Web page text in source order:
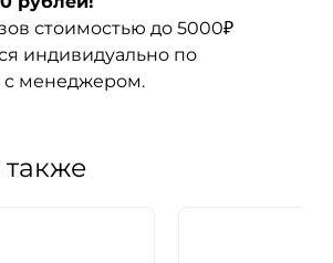
стоимостью до 5000₽
индивидуально по
с менеджером.